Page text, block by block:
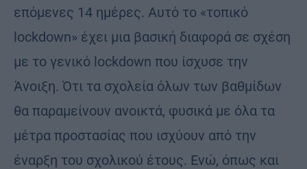
επόμενες 14 ημέρες. Αυτό το «τοπικό
lockdown» έχει μια βασική διαφορά σε σχέση
με το γενικό lockdown που ίσχυσε την
Άνοιξη. Ότι τα σχολεία όλων των βαθμίδων
θα παραμείνουν ανοικτά, φυσικά με όλα τα
μέτρα προστασίας που ισχύουν από την
έναρξη του σχολικού έτους. Ενώ, όπως και